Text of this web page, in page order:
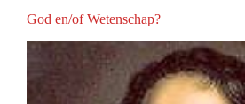
God en/of Wetenschap?